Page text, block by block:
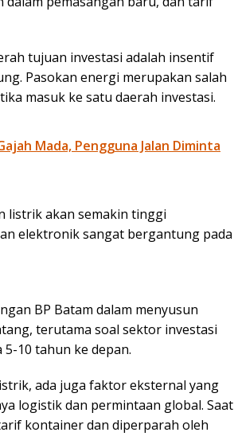
tujuan investasi adalah insentif
Pasokan energi merupakan salah
masuk ke satu daerah investasi.
Mada, Pengguna Jalan Diminta
listrik akan semakin tinggi
elektronik sangat bergantung pada
BP Batam dalam menyusun
terutama soal sektor investasi
10 tahun ke depan.
ada juga faktor eksternal yang
logistik dan permintaan global. Saat
kontainer dan diperparah oleh